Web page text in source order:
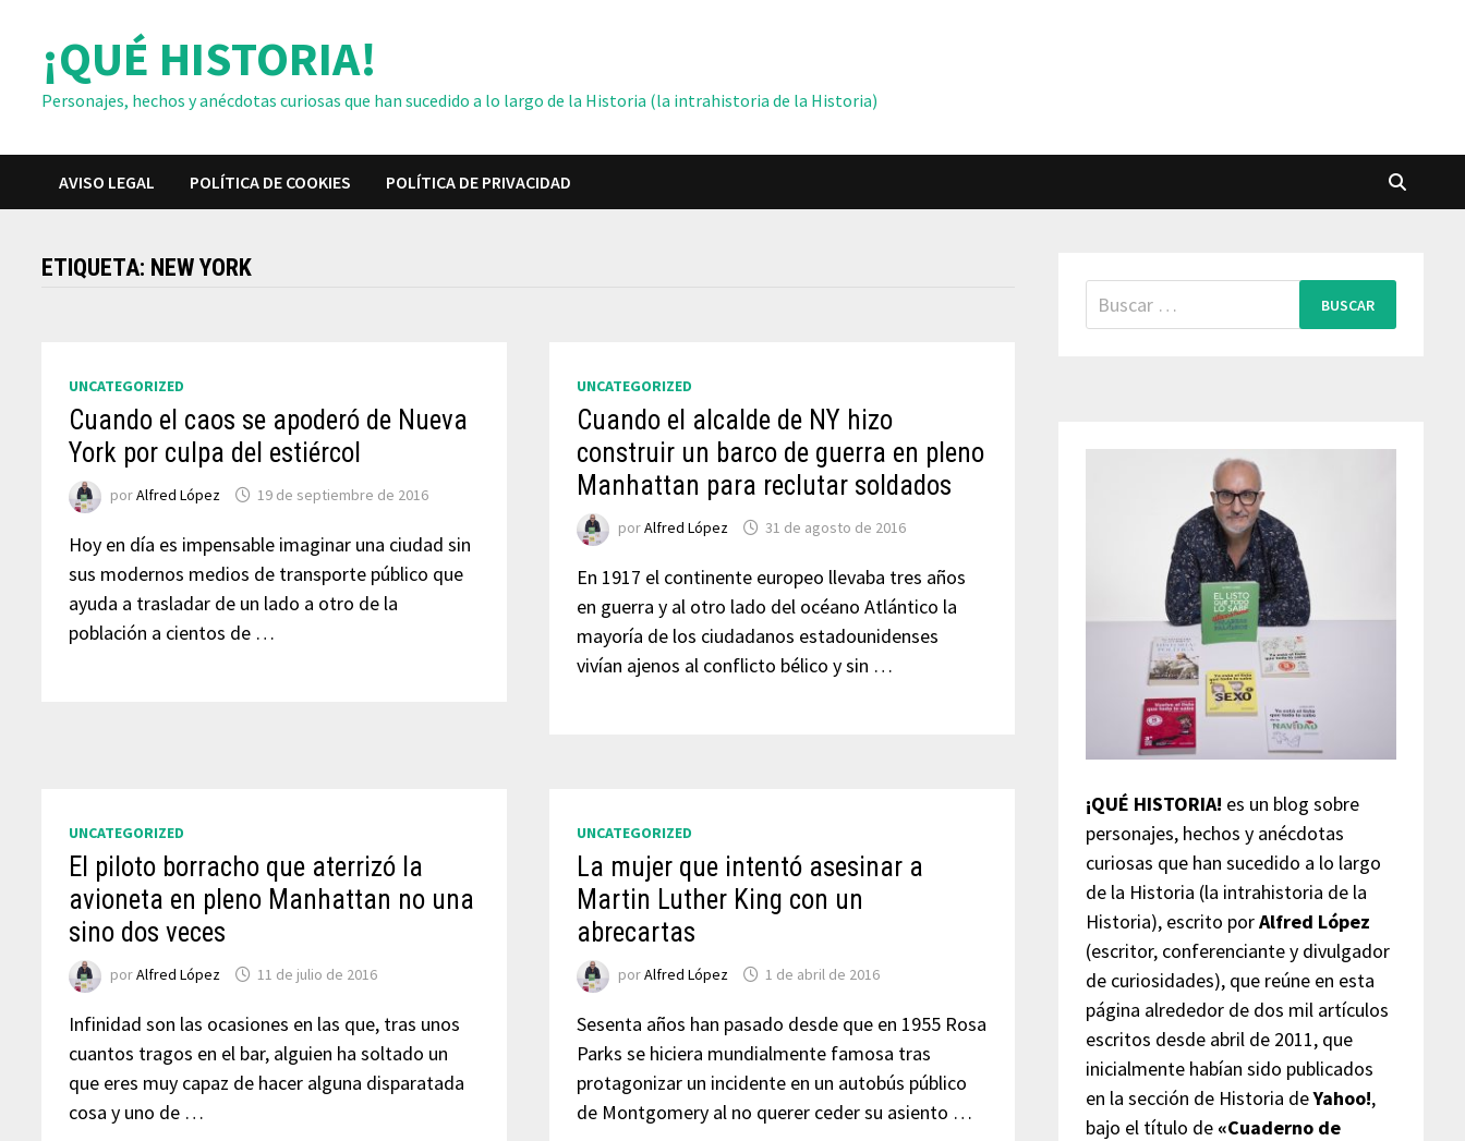
contenido¡QUÉ HISTORIA!
Personajes, hechos y anécdotas curiosas que han sucedido a lo largo de la Historia (la intrahistoria de la Historia)
AVISO LEGAL POLÍTICA DE COOKIES POLÍTICA DE PRIVACIDAD
ETIQUETA: NEW YORK
UNCATEGORIZED
Cuando el caos se apoderó de Nueva
York por culpa del estiércol
porAlfred López 19 de septiembre de 2016
Hoy en día es impensable imaginar una ciudad sin
sus modernos medios de transporte público que
ayuda a trasladar de un lado a otro de la
población a cientos de …
UNCATEGORIZED
Cuando el alcalde de NY hizo
construir un barco de guerra en pleno
Manhattan para reclutar soldados
porAlfred López 31 de agosto de 2016
En 1917 el continente europeo llevaba tres años
en guerra y al otro lado del océano Atlántico la
mayoría de los ciudadanos estadounidenses
vivían ajenos al conflicto bélico y sin …
UNCATEGORIZED
El piloto borracho que aterrizó la
avioneta en pleno Manhattan no una
sino dos veces
porAlfred López 11 de julio de 2016
Infinidad son las ocasiones en las que, tras unos
cuantos tragos en el bar, alguien ha soltado un
que eres muy capaz de hacer alguna disparatada
cosa y uno de …
UNCATEGORIZED
La mujer que intentó asesinar a
Martin Luther King con un
abrecartas
porAlfred López 1 de abril de 2016
Sesenta años han pasado desde que en 1955 Rosa
Parks se hiciera mundialmente famosa tras
protagonizar un incidente en un autobús público
de Montgomery al no querer ceder su asiento …
Buscar:
¡QUÉ HISTORIA! es un blog sobre
personajes, hechos y anécdotas
curiosas que han sucedido a lo largo
de la Historia (la intrahistoria de la
Historia), escrito porAlfred López
(escritor, conferenciante y divulgador
de curiosidades), que reúne en esta
página alrededor de dos mil artículos
escritos desde abril de 2011, que
inicialmente habían sido publicados
en la sección de Historia deYahoo!,
bajo el título de «Cuaderno de